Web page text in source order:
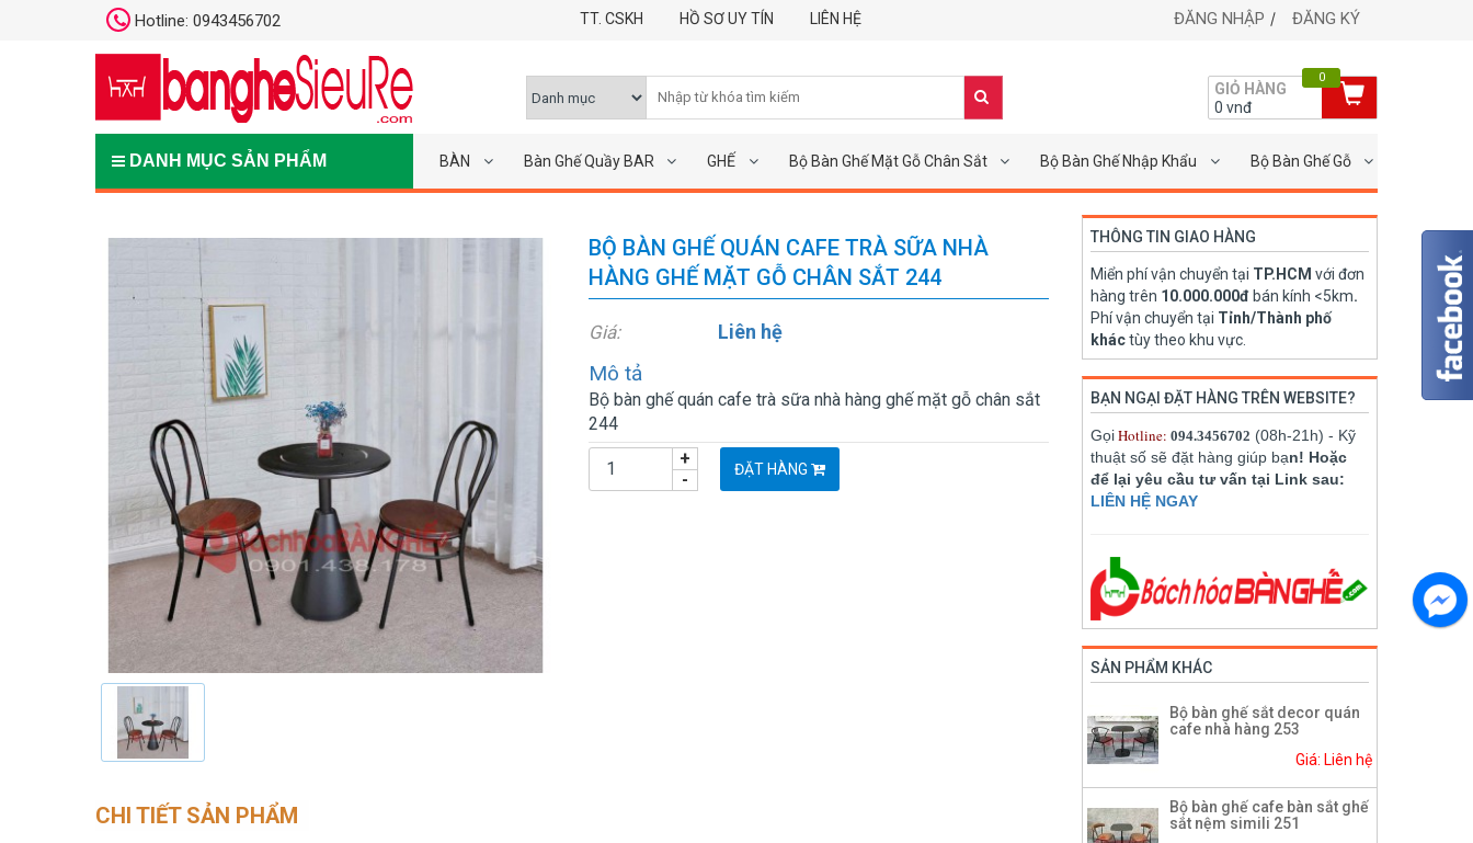
Hotline: 0943456702 TT. CSKH HỒ SƠ UY TÍN LIÊN HỆ ĐĂNG NHẬP ĐĂNG KÝ
GIỎ HÀNG
0 vnđ
0
DANH MỤC SẢN PHẨM BÀN Bàn Ghế Quầy BAR GHẾ Bộ Bàn Ghế Mặt Gỗ Chân Sắt Bộ Bàn Ghế Nhập Khẩu Bộ Bàn Ghế Gỗ
BỘ BÀN GHẾ QUÁN CAFE TRÀ SỮA NHÀ
HÀNG GHẾ MẶT GỖ CHÂN SẮT 244
Giá: Liên hệ
Mô tả
Bộ bàn ghế quán cafe trà sữa nhà hàng ghế mặt gỗ chân sắt
244
-
+ ĐẶT HÀNG
CHI TIẾT SẢN PHẨM
THÔNG TIN GIAO HÀNG
Miển phí vận chuyển tại TP.HCM với đơn
hàng trên 10.000.000đ bán kính <5km.
Phí vận chuyển tại Tỉnh/Thành phố
kháctùy theo khu vực.
BẠN NGẠI ĐẶT HÀNG TRÊN WEBSITE?
GọiHotline: 094.3456702 (08h-21h) - Kỹ
thuật số sẽ đặt hàng giúp bạn! Hoặc
để lại yêu cầu tư vấn tại Link sau:
LIÊN HỆ NGAY
SẢN PHẨM KHÁC
Bộ bàn ghế sắt decor quán
cafe nhà hàng 253
Giá: Liên hệ
Bộ bàn ghế cafe bàn sắt ghế
sắt nệm simili 251